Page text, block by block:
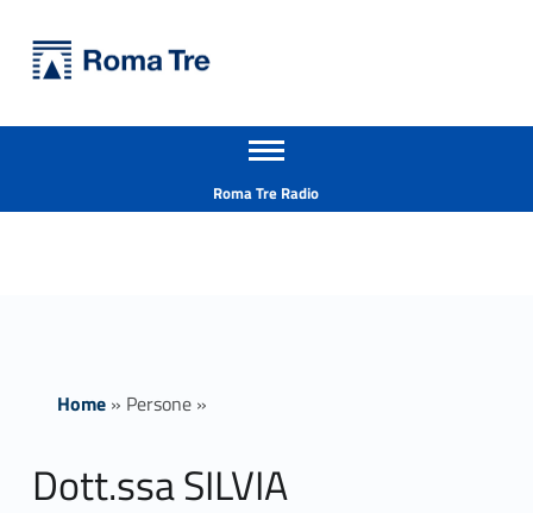
Dott.ssa SILVIA MENCARELLI ricerca - Università Roma Tre
Apri il menu secondario
Roma Tre Radio
Home» Persone»
Dott.ssa SILVIA